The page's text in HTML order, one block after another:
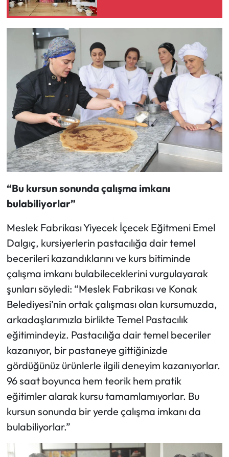
“Bu kursun sonunda çalışma imkanı
bulabiliyorlar”
Meslek Fabrikası Yiyecek İçecek Eğitmeni Emel
Dalgıç, kursiyerlerin pastacılığa dair temel
becerileri kazandıklarını ve kurs bitiminde
çalışma imkanı bulabileceklerini vurgulayarak
şunları söyledi: “Meslek Fabrikası ve Konak
Belediyesi’nin ortak çalışması olan kursumuzda,
arkadaşlarımızla birlikte Temel Pastacılık
eğitimindeyiz. Pastacılığa dair temel beceriler
kazanıyor, bir pastaneye gittiğinizde
gördüğünüz ürünlerle ilgili deneyim kazanıyorlar.
96 saat boyunca hem teorik hem pratik
eğitimler alarak kursu tamamlamıyorlar. Bu
kursun sonunda bir yerde çalışma imkanı da
bulabiliyorlar.”